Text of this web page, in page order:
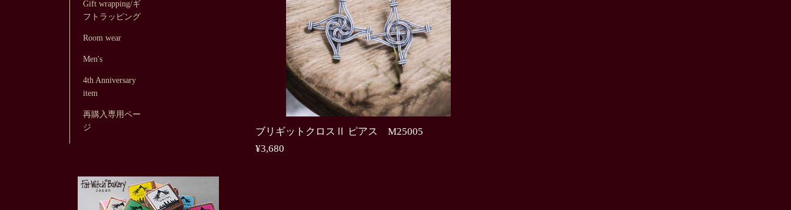
ブリギットクロスⅡ ピアス M25005
¥3,680
Gift wrapping/ギ
フトラッピング
Room wear
Men's
4th Anniversary
item
再購入専用ペー
ジ